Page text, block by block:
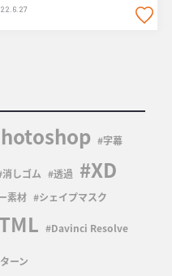
字幕
消しゴム 透過 XD
素材 シェイプマスク
Davinci Resolve
ーン